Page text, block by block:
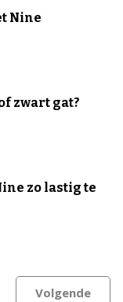
Nine
zwart gat?
zo lastig te
Volgende